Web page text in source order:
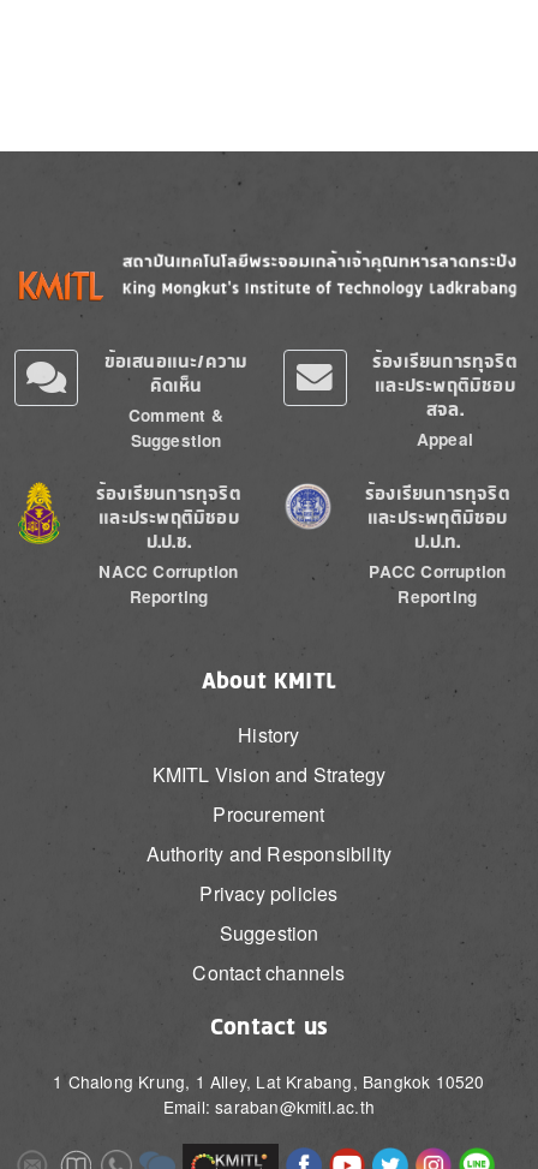
Image
ข้อเสนอแนะ/ความ
คิดเห็น
Comment &
Suggestion
ร้องเรียนการทุจริต
และประพฤติมิชอบ
สจล.
Appeal
Image
ร้องเรียนการทุจริต
และประพฤติมิชอบ
ป.ป.ช.
NACC Corruption
Reporting
Image
ร้องเรียนการทุจริต
และประพฤติมิชอบ
ป.ป.ท.
PACC Corruption
Reporting
About KMITL
History
KMITL Vision and Strategy
Procurement
Authority and Responsibility
Privacy policies
Suggestion
Contact channels
Contact us
1 Chalong Krung, 1 Alley, Lat Krabang, Bangkok 10520
Email: saraban@kmitl.ac.th
ImageImageImageImage Image ImageImageImageImageImage